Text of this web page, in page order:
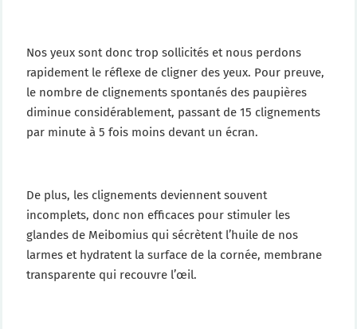
Nos yeux sont donc trop sollicités et nous perdons
rapidement le réflexe de cligner des yeux. Pour preuve,
le nombre de clignements spontanés des paupières
diminue considérablement, passant de 15 clignements
par minute à 5 fois moins devant un écran.
De plus, les clignements deviennent souvent
incomplets, donc non efficaces pour stimuler les
glandes de Meibomius qui sécrètent l’huile de nos
larmes et hydratent la surface de la cornée, membrane
transparente qui recouvre l’œil.